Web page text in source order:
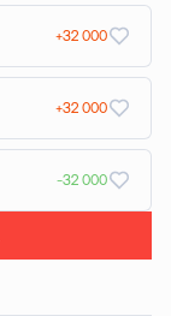
+32 000
+32 000
-32 000